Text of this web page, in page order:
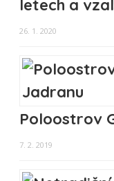
letech a
26. 1. 2020
Poloostrov
7. 2. 2019